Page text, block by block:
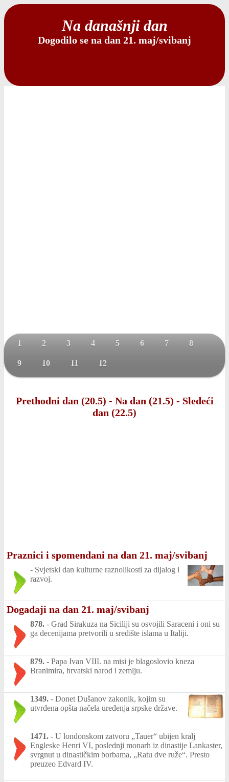
Na današnji dan
Dogodilo se na dan 21. maj/svibanj
1 2 3 4 5 6 7 8
9 10 11 12
Prethodni dan (20.5) - Na dan (21.5) - Sledeći
dan (22.5)
Praznici i spomendani na dan 21. maj/svibanj
- Svjetski dan kulturne raznolikosti za dijalog i
razvoj.
Događaji na dan 21. maj/svibanj
878. - Grad Sirakuza na Siciliji su osvojili Saraceni i oni su
ga decenijama pretvorili u središte islama u Italiji.
879. - Papa Ivan VIII. na misi je blagoslovio kneza
Branimira, hrvatski narod i zemlju.
1349. - Donet Dušanov zakonik, kojim su
utvrđena opšta načela uređenja srpske države.
1471. - U londonskom zatvoru „Tauer“ ubijen kralj
Engleske Henri VI, poslednji monarh iz dinastije Lankaster,
svrgnut u dinastičkim borbama, „Ratu dve ruže“. Presto
preuzeo Edvard IV.